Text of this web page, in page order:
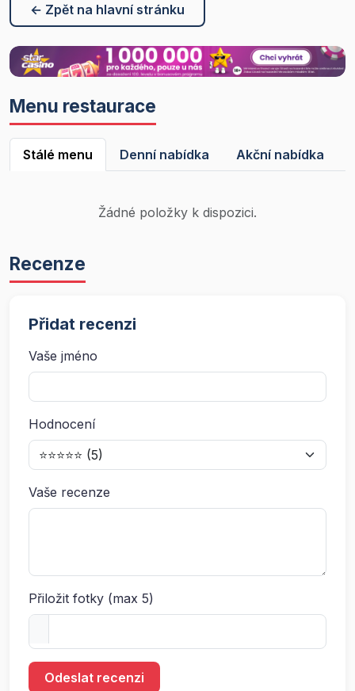
← Zpět na hlavní stránku
Menu restaurace
Stálé menu Denní nabídka Akční nabídka
Žádné položky k dispozici.
Recenze
Přidat recenzi
Vaše jméno
Hodnocení
Vaše recenze
Přiložit fotky (max 5)
Odeslat recenzi